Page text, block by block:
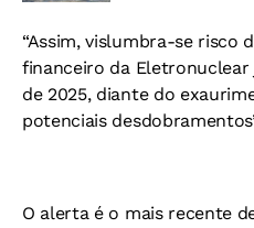
“Assim, vislumbra-se risco
financeiro da
de 2025, diante do
potenciais
O alerta é o mais recente